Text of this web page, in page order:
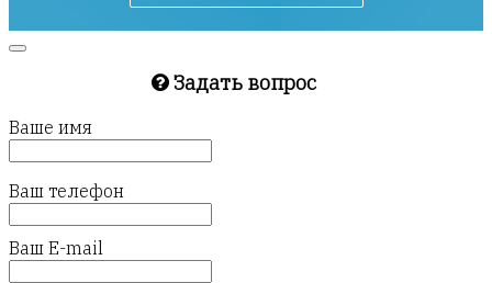
Задать вопрос
Ваше имя
Ваш телефон
Ваш E-mail